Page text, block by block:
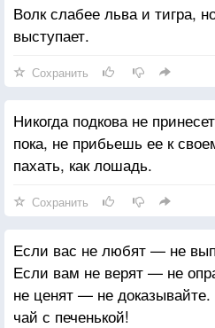
Волк слабее льва и тигра,
выступает.
Сохранить
Никогда подкова не
пока, не прибьешь ее к
пахать, как лошадь.
Сохранить
Если вас не любят — не
Если вам не верят — не
не ценят — не
чай с печенькой!